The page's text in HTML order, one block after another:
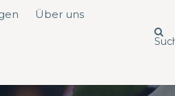
Über uns